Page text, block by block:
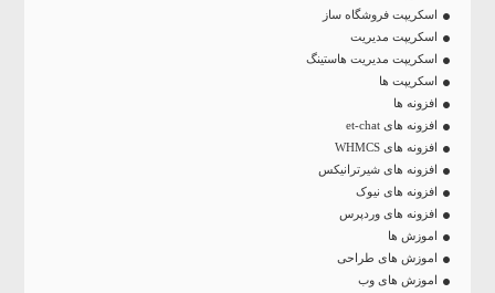
اسکریپت فروشگاه ساز
اسکریپت مدیریت
اسکریپت مدیریت هاستینگ
اسکریپت ها
افزونه ها
افزونه های et-chat
افزونه های WHMCS
افزونه های شیرترانیکس
افزونه های نیوک
افزونه های وردپرس
اموزش ها
اموزش های طراحی
اموزش های وب